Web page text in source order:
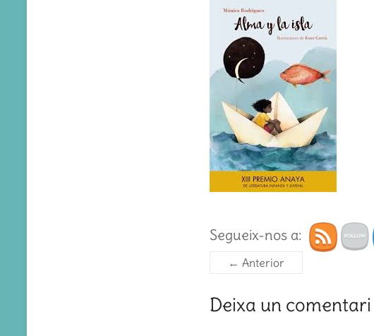
Segueix-nos a:
← Anterior
Deixa un comentari